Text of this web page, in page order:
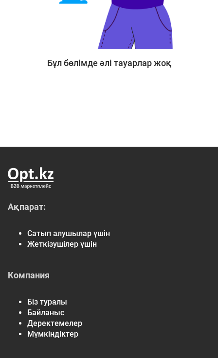
Бұл бөлімде әлі тауарлар жоқ
Ақпарат:
Сатып алушылар үшін
Жеткізушілер үшін
Компания
Біз туралы
Байланыс
Деректемелер
Мүмкіндіктер